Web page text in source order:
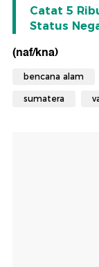
Catat 5
Status
(naf/kna)
bencana alam
sumatera